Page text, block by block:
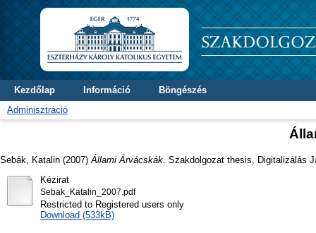
Kezdőlap Információ
Böngészés
Adminisztráció
Sebák, Katalin (2007) Állami Árvácskák. Szakdolgozat thesis, Digitalizálás
Kézirat
Sebak_Katalin_2007.pdf
Restricted to Registered users only
Download (533kB)